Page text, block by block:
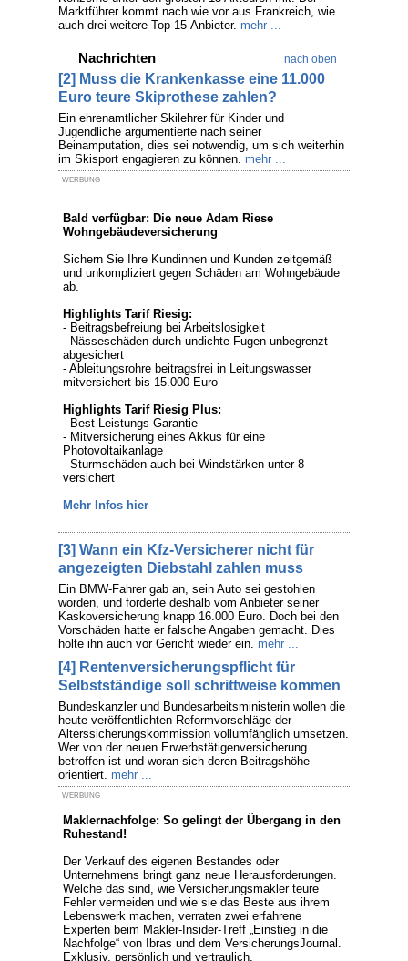
Marktführer kommt nach wie vor aus Frankreich, wie
auch drei weitere Top-15-Anbieter. mehr ...
Nachrichten nach oben
[2] Muss die Krankenkasse eine 11.000
Euro teure Skiprothese zahlen?
Ein ehrenamtlicher Skilehrer für Kinder und
Jugendliche argumentierte nach seiner
Beinamputation, dies sei notwendig, um sich weiterhin
im Skisport engagieren zu können. mehr ...
WERBUNG
Bald verfügbar: Die neue Adam Riese
Wohngebäudeversicherung
Sichern Sie Ihre Kundinnen und Kunden zeitgemäß
und unkompliziert gegen Schäden am Wohngebäude
ab.
Highlights Tarif Riesig:
- Beitragsbefreiung bei Arbeitslosigkeit
- Nässeschäden durch undichte Fugen unbegrenzt
abgesichert
- Ableitungsrohre beitragsfrei in Leitungswasser
mitversichert bis 15.000 Euro
Highlights Tarif Riesig Plus:
- Best-Leistungs-Garantie
- Mitversicherung eines Akkus für eine
Photovoltaikanlage
- Sturmschäden auch bei Windstärken unter 8
versichert
Mehr Infos hier
[3] Wann ein Kfz-Versicherer nicht für
angezeigten Diebstahl zahlen muss
Ein BMW-Fahrer gab an, sein Auto sei gestohlen
worden, und forderte deshalb vom Anbieter seiner
Kaskoversicherung knapp 16.000 Euro. Doch bei den
Vorschäden hatte er falsche Angaben gemacht. Dies
holte ihn auch vor Gericht wieder ein. mehr ...
[4] Rentenversicherungspflicht für
Selbstständige soll schrittweise kommen
Bundeskanzler und Bundesarbeitsministerin wollen die
heute veröffentlichten Reformvorschläge der
Alterssicherungskommission vollumfänglich umsetzen.
Wer von der neuen Erwerbstätigenversicherung
betroffen ist und woran sich deren Beitragshöhe
orientiert. mehr ...
WERBUNG
Maklernachfolge: So gelingt der Übergang in den
Ruhestand!
Der Verkauf des eigenen Bestandes oder
Unternehmens bringt ganz neue Herausforderungen.
Welche das sind, wie Versicherungsmakler teure
Fehler vermeiden und wie sie das Beste aus ihrem
Lebenswerk machen, verraten zwei erfahrene
Experten beim Makler-Insider-Treff „Einstieg in die
Nachfolge“ von Ibras und dem VersicherungsJournal.
Exklusiv, persönlich und vertraulich.